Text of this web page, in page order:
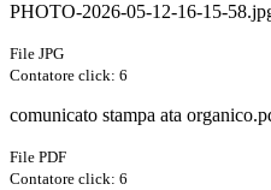
PHOTO-2026-05-12-16-15-
File JPG
Contatore click: 6
comunicato stampa ata
File PDF
Contatore click: 6